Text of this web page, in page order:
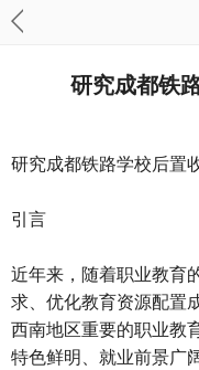
研究成都铁
研究成都铁路学校后置
引言
近年来，随着职业教育
求、优化教育资源配置
西南地区重要的职业教
特色鲜明、就业前景广